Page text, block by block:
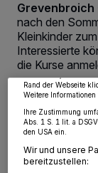
Grevenbroich
nach den
Kleinkinder
Interessierte
die Kurse
03.04.2024 ,
Wir und unsere 218-
von OK aktivieren Sie
Partner verarbeiten
Zwecke. Wenn
möglicherweise nicht
wieder aufrufen, um
Rand der Webseite
Weitere
Ihre Zustimmung
Abs. 1 S. 1 lit. a
den USA ein.
Wir und unsere
bereitzustellen: